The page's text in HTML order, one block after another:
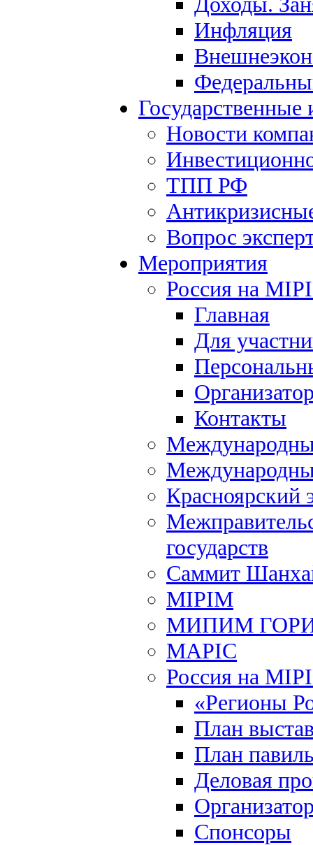
Инфляция
Новости
ТПП РФ
Вопрос
Мероприятия
Россия на
Главная
Для
Контакты
Красноярский
государств
Саммит
MIPIM
МИПИМ
MAPIC
Россия на
«Регионы
План
План
Деловая
Спонсоры